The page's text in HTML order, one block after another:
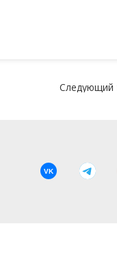
Следующий
VK